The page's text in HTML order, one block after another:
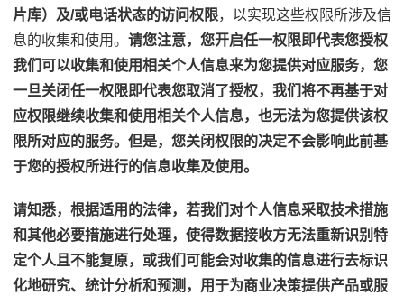
片库）及/或电话状态的访问权限，以实现这些权限所涉及信
息的收集和使用。 请您注意，您开启任一权限即代表您授权
我们可以收集和使用相关个人信息来为您提供对应服务，您
一旦关闭任一权限即代表您取消了授权，我们将不再基于对
应权限继续收集和使用相关个人信息，也无法为您提供该权
限所对应的服务。但是，您关闭权限的决定不会影响此前基
于您的授权所进行的信息收集及使用。
请知悉，根据适用的法律，若我们对个人信息采取技术措施
和其他必要措施进行处理，使得数据接收方无法重新识别特
定个人且不能复原，或我们可能会对收集的信息进行去标识
化地研究、统计分析和预测，用于为商业决策提供产品或服